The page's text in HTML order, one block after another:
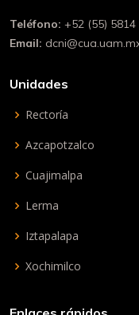
Teléfono: +52 (55) 5814
Email:
Unidades
Rectoría
Azcapotzalco
Cuajimalpa
Lerma
Iztapalapa
Xochimilco